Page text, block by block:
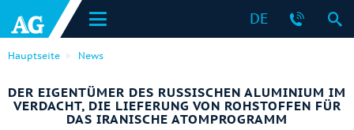
DE
Hauptseite News
DER EIGENTÜMER DES RUSSISCHEN ALUMINIUM IM
VERDACHT, DIE LIEFERUNG VON ROHSTOFFEN FÜR
DAS IRANISCHE ATOMPROGRAMM